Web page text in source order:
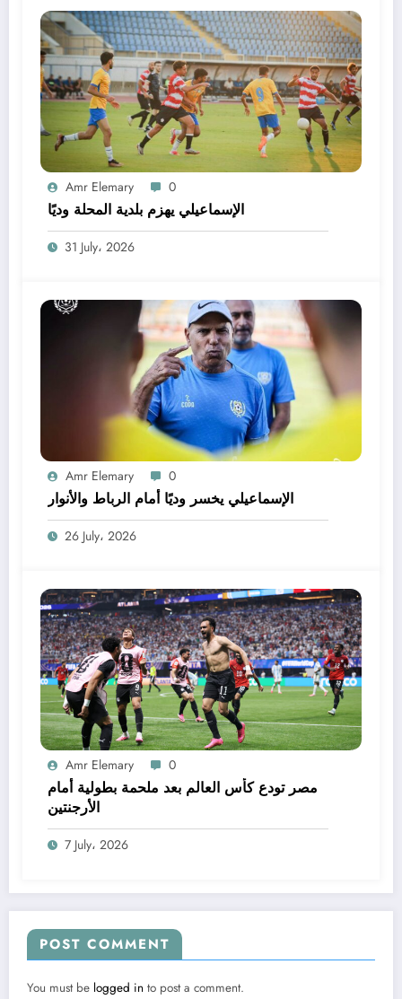
Amr Elemary 0
الإسماعيلي يهزم بلدية المحلة وديًا
31 July، 2026
Amr Elemary 0
الإسماعيلي يخسر وديًا أمام الرباط والأنوار
26 July، 2026
Amr Elemary 0
مصر تودع كأس العالم بعد ملحمة بطولية أمام
الأرجنتين
7 July، 2026
POST COMMENT
You must be logged in to post a comment.